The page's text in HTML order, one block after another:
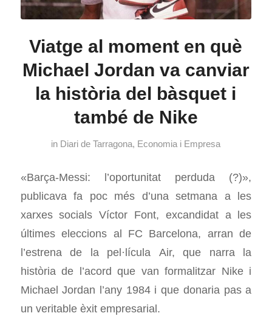
Viatge al moment en què
Michael Jordan va canviar
la història del bàsquet i
també de Nike
in Diari de Tarragona, Economia i Empresa
«Barça-Messi: l’oportunitat perduda (?)»,
publicava fa poc més d’una setmana a les
xarxes socials Víctor Font, excandidat a les
últimes eleccions al FC Barcelona, arran de
l’estrena de la pel·lícula Air, que narra la
història de l’acord que van formalitzar Nike i
Michael Jordan l’any 1984 i que donaria pas a
un veritable èxit empresarial.